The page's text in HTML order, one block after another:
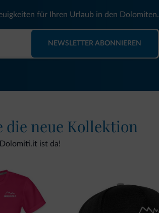
für Ihren Urlaub in den Dolomiten.
NEWSLETTER ABONNIEREN
die neue Kollektion
ist da!